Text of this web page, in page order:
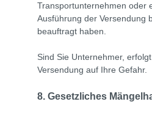
Transportunternehmen oder
Ausführung der Versendung
beauftragt haben.
Sind Sie Unternehmer,
Versendung auf Ihre Gefahr.
8. Gesetzliches